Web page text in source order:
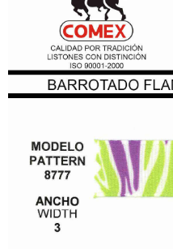
Clavel De Listón Mediana
$208.00 (IVA incluído)
Barrotado Animal
$74.00 (IVA incluído)
Pasamanería C/Listón